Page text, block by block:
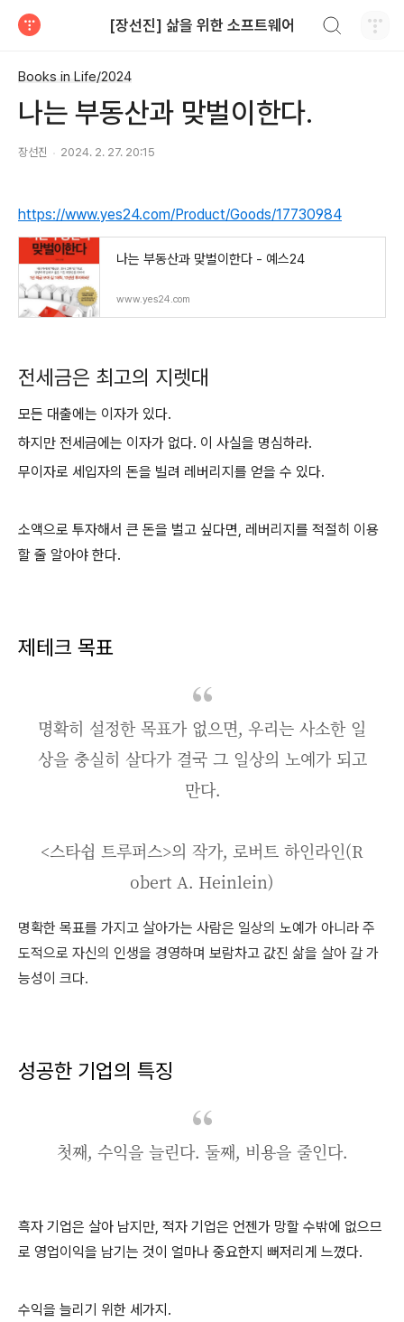
[장선진] 삶을 위한 소프트웨어
Books in Life/2024
나는 부동산과 맞벌이한다.
장선진 2024. 2. 27. 20:15
https://www.yes24.com/Product/Goods/17730984
나는 부동산과 맞벌이한다 - 예스24
www.yes24.com
전세금은 최고의 지렛대
모든 대출에는 이자가 있다.
하지만 전세금에는 이자가 없다. 이 사실을 명심하라.
무이자로 세입자의 돈을 빌려 레버리지를 얻을 수 있다.
소액으로 투자해서 큰 돈을 벌고 싶다면, 레버리지를 적절히 이용
할 줄 알아야 한다.
제테크 목표
명확히 설정한 목표가 없으면, 우리는 사소한 일
상을 충실히 살다가 결국 그 일상의 노예가 되고
만다.
<스타쉽 트루퍼스>의 작가, 로버트 하인라인(R
obert A. Heinlein)
명확한 목표를 가지고 살아가는 사람은 일상의 노예가 아니라 주
도적으로 자신의 인생을 경영하며 보람차고 값진 삶을 살아 갈 가
능성이 크다.
성공한 기업의 특징
첫째, 수익을 늘린다. 둘째, 비용을 줄인다.
흑자 기업은 살아 남지만, 적자 기업은 언젠가 망할 수밖에 없으므
로 영업이익을 남기는 것이 얼마나 중요한지 뻐저리게 느꼈다.
수익을 늘리기 위한 세가지.